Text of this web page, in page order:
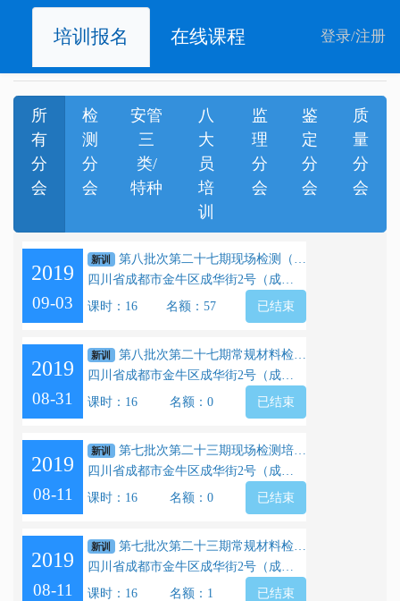
培训报名 在线课程 登录/注册
所
有
分
会
检
测
分
会
安管
三
类/
特种
八
大
员
培
训
监
理
分
会
鉴
定
分
会
质
量
分
会
2019
09-03
新训
第八批次第二十七期现场检测（正式）
课时：16
名额：57 已结束
2019
08-31
新训
第八批次第二十七期常规材料检测（正式）
课时：16
名额：0 已结束
2019
08-11
新训
第七批次第二十三期现场检测培训（正式）
课时：16
名额：0 已结束
2019
08-11
新训
第七批次第二十三期常规材料检测培训（正式）
课时：16
名额：1 已结束